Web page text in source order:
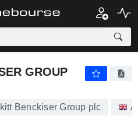
PLC
GROUP
Benckiser Group plc